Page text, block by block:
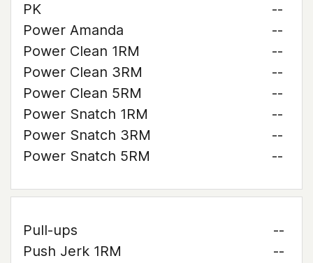
PK
--
Power Amanda
--
Power Clean 1RM
--
Power Clean 3RM
--
Power Clean 5RM
--
Power Snatch 1RM
--
Power Snatch 3RM
--
Power Snatch 5RM
--
Pull-ups
--
Push Jerk 1RM
--